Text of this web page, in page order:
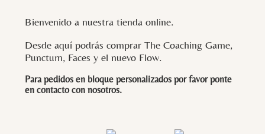
Bienvenido a nuestra tienda online.
Desde aquí podrás comprar The Coaching Game,
Punctum, Faces y el nuevo Flow.
Para pedidos en bloque personalizados por favor ponte
en contacto con nosotros.